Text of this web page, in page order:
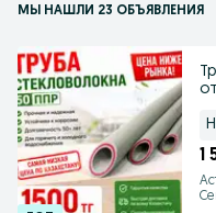
МЫ НАШЛИ 23 ОБЪЯВЛЕНИЯ
Труба
1